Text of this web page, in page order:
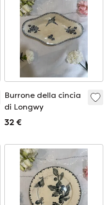
Burrone della cincia
di Longwy
32 €